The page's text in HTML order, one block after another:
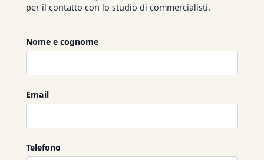
per il contatto con lo studio di commercialisti.
Nome e cognome
Email
Telefono